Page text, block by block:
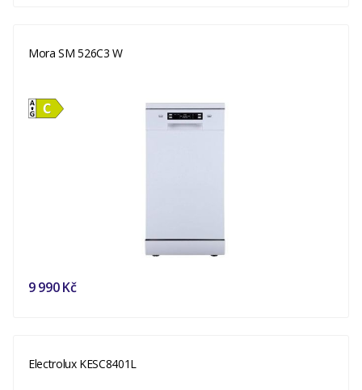
Mora SM 526C3 W
9 990 Kč
Electrolux KESC8401L